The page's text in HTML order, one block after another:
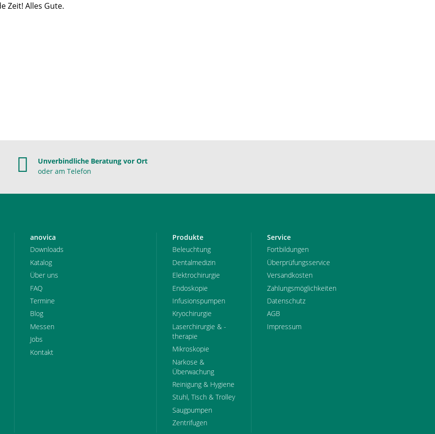
Zeit! Alles Gute.
Unverbindliche Beratung vor Ort
oder am Telefon
anovica
Downloads
Katalog
Über uns
FAQ
Termine
Blog
Messen
Jobs
Kontakt
Produkte
Beleuchtung
Dentalmedizin
Elektrochirurgie
Endoskopie
Infusionspumpen
Kryochirurgie
Laserchirurgie & -
therapie
Mikroskopie
Narkose &
Überwachung
Reinigung & Hygiene
Stuhl, Tisch & Trolley
Saugpumpen
Zentrifugen
Service
Fortbildungen
Überprüfungsservice
Versandkosten
Zahlungsmöglichkeiten
Datenschutz
AGB
Impressum